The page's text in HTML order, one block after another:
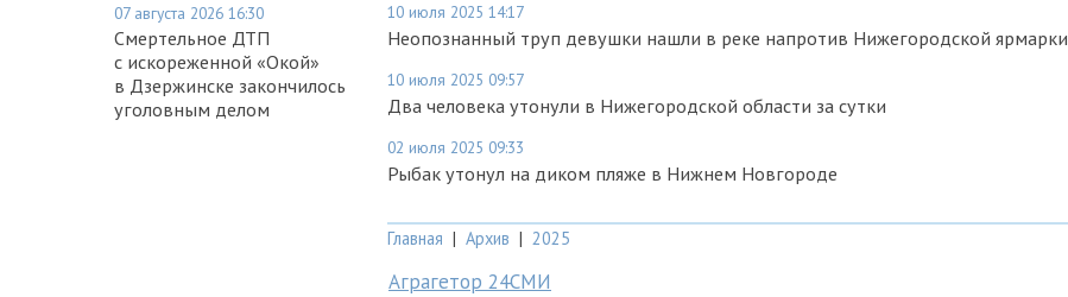
07 августа 2026 16:30
Смертельное ДТП
с искореженной «Окой»
в Дзержинске закончилось
уголовным делом
10 июля 2025 14:17
Неопознанный труп девушки нашли в реке напротив Нижегородской ярмарки
10 июля 2025 09:57
Два человека утонули в Нижегородской области за сутки
02 июля 2025 09:33
Рыбак утонул на диком пляже в Нижнем Новгороде
Главная | Архив | 2025
Аграгетор 24СМИ